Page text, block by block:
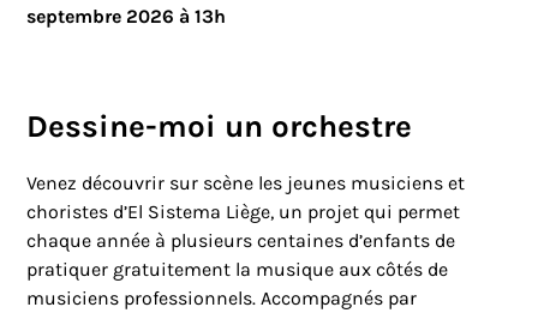
septembre 2026 à 13h
Dessine-moi un orchestre
Venez découvrir sur scène les jeunes musiciens et
choristes d’El Sistema Liège, un projet qui permet
chaque année à plusieurs centaines d’enfants de
pratiquer gratuitement la musique aux côtés de
musiciens professionnels. Accompagnés par